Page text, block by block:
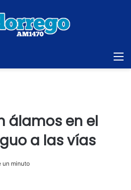
álamos en el
a las vías
un minuto